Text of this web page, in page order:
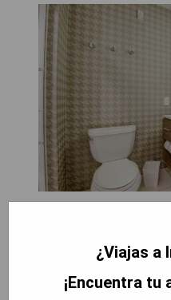
Lucas Oil Stadium y
Las habitaciones
¿Viajas a
¡Encuentra tu